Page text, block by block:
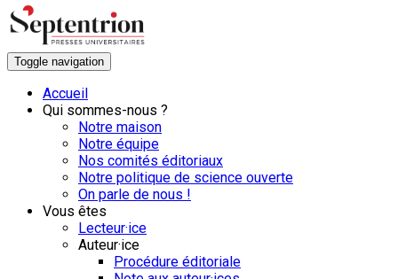
Toggle navigation
Accueil
Qui sommes-nous ?
Notre maison
Notre équipe
Nos comités éditoriaux
Notre politique de science ouverte
On parle de nous !
Vous êtes
Lecteur·ice
Auteur·ice
Procédure éditoriale